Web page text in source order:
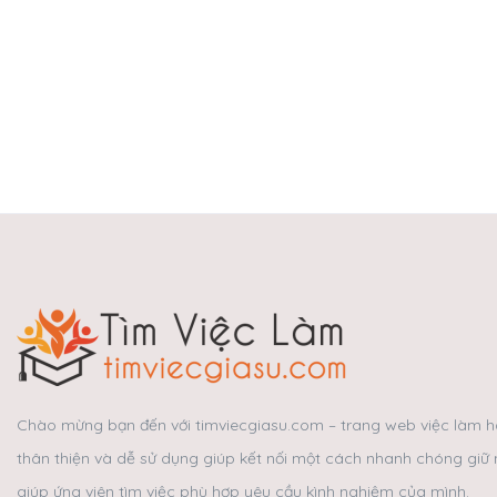
Chào mừng bạn đến với timviecgiasu.com – trang web việc làm
thân thiện và dễ sử dụng giúp kết nối một cách nhanh chóng giữ
giúp ứng viên tìm việc phù hợp yêu cầu kình nghiệm của mình.